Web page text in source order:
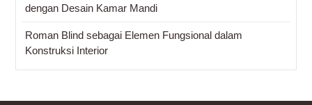
dengan Desain Kamar Mandi
Roman Blind sebagai Elemen Fungsional dalam
Konstruksi Interior